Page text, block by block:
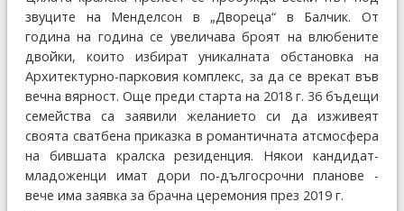
звуците на Менделсон в „Двореца“ в Балчик. От
година на година се увеличава броят на влюбените
двойки, които избират уникалната обстановка на
Архитектурно-парковия комплекс, за да се врекат във
вечна вярност. Още преди старта на 2018 г. 36 бъдещи
семейства са заявили желанието си да изживеят
своята сватбена приказка в романтичната атсмосфера
на бившата кралска резиденция. Някои кандидат-
младоженци имат дори по-дългосрочни планове -
вече има заявка за брачна церемония през 2019 г.